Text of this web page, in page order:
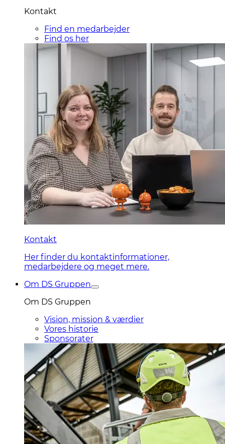
Kontakt
Find en medarbejder
Find os her
Kontakt
Her finder du kontaktinformationer,
medarbejdere og meget mere.
Om DS Gruppen
Om DS Gruppen
Vision, mission & værdier
Vores historie
Sponsorater